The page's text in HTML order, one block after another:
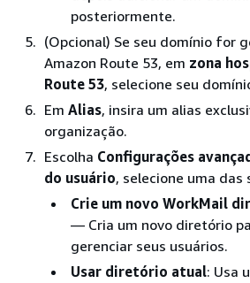
posteriormente.
(Opcional) Se seu domínio for
Amazon Route 53, em zona
Route 53, selecione seu
Em Alias, insira um alias
organização.
Escolha Configurações
do usuário, selecione uma das
Crie um novo WorkMail
— Cria um novo diretório
gerenciar seus usuários.
Usar diretório atual: Usa